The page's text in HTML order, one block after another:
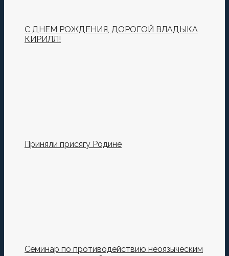
С ДНЕМ РОЖДЕНИЯ, ДОРОГОЙ ВЛАДЫКА
КИРИЛЛ!
Приняли присягу Родине
Семинар по противодействию неоязыческим